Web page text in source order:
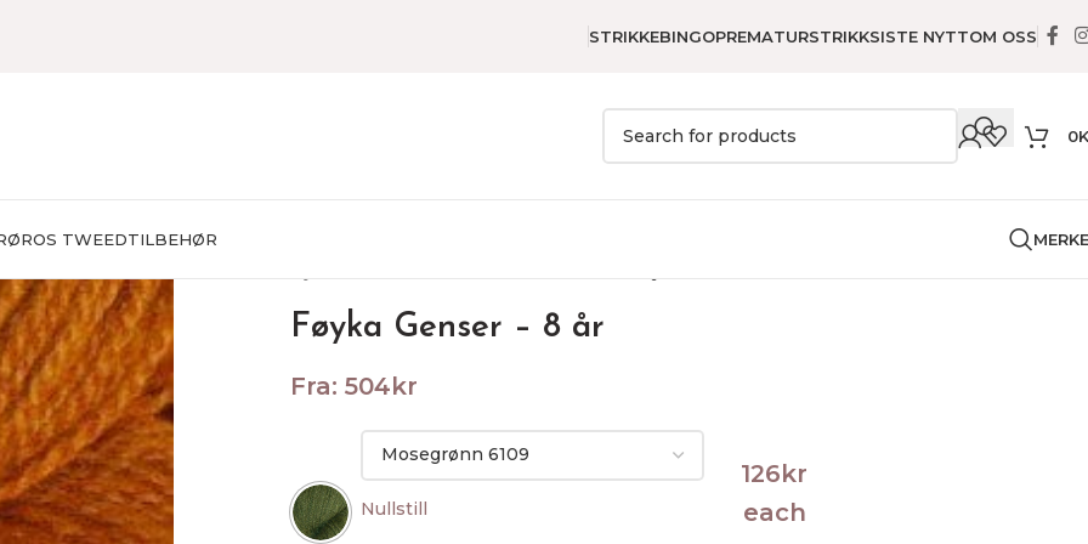
STRIKKEBINGOPREMATURSTRIKKSISTE NYTTOM OSS
0
TWEEDTILBEHØR
Føyka Genser – 8 år
Fra: 504kr
Nullstill
126kr
each